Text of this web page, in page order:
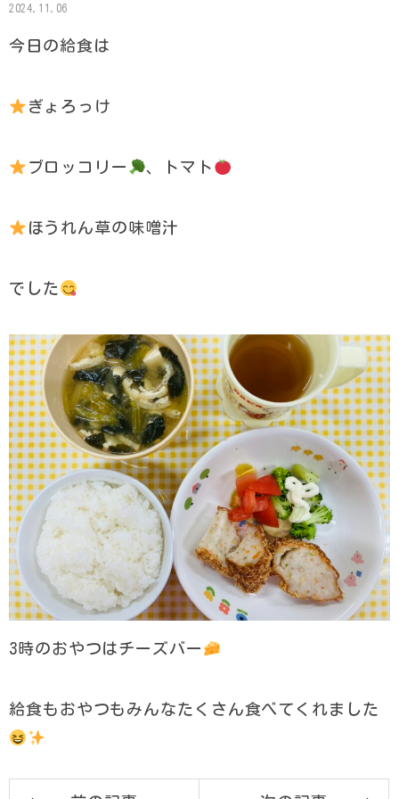
2024.11.06
今日の給食は
ぎょろっけ
ブロッコリー 、トマト
ほうれん草の味噌汁
でした
3時のおやつはチーズバー
給食もおやつもみんなたくさん食べてくれました